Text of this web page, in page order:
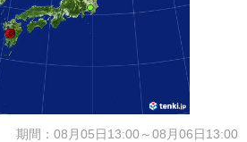
期間：08月05日13:00～08月06日13:00